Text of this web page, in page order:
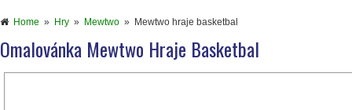
Home » Hry » Mewtwo » Mewtwo hraje basketbal
Omalovánka Mewtwo Hraje Basketbal